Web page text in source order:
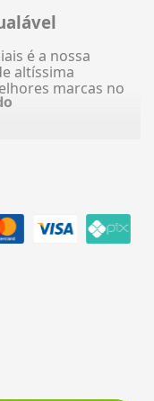
é a nossa
altíssima
marcas no